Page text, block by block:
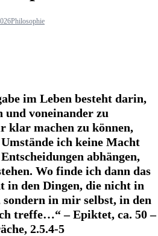
Philosophie
im Leben besteht darin,
und voneinander zu
klar machen zu können,
ich keine Macht
abhängen,
Wo finde ich dann das
in den Dingen, die nicht in
in mir selbst, in den
treffe…“ – Epiktet, ca. 50 –
2.5.4-5